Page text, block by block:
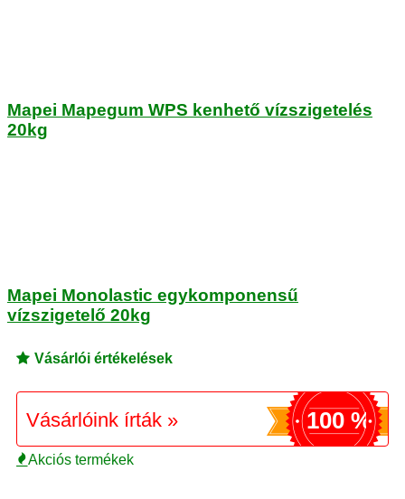
Mapei Mapegum WPS kenhető vízszigetelés
20kg
Mapei Monolastic egykomponensű
vízszigetelő 20kg
Vásárlói értékelések
Vásárlóink írták » 100 %
Akciós termékek